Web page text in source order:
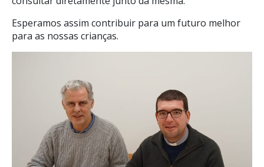
Esperamos assim contribuir para um futuro melhor
para as nossas crianças.